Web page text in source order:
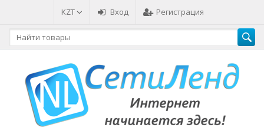
KZT Вход Регистрация